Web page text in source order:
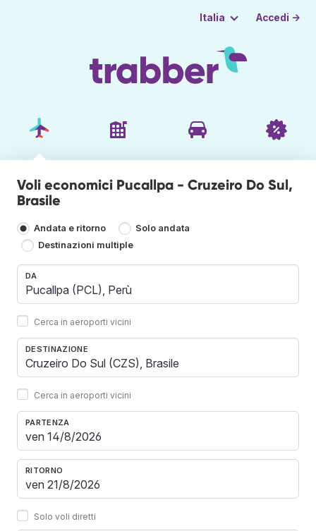
Italia Accedi →
Voli economici Pucallpa - Cruzeiro Do Sul,
Brasile
Andata e ritorno
Solo andata
Destinazioni multiple
DA
Cerca in aeroporti vicini
DESTINAZIONE
Cerca in aeroporti vicini
PARTENZA
RITORNO
Solo voli diretti